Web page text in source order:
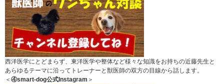
西洋医学にとどまらず、東洋医学や整体など様々な知識をお持ちの近藤先生と
あらゆるテーマに沿ってトレーナーと獣医師の双方の目線から話します。
＜④smart-dog公式Instagram ＞